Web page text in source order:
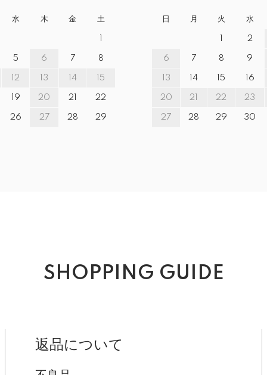
水 木 金 土
5 6 7 8
12 13 14 15
19 20 21 22
26 27 28 29
日 月 火 水
2
6 7 8 9
13 14 15 16
20 21 22 23
27 28 29 30
SHOPPING GUIDE
返品について